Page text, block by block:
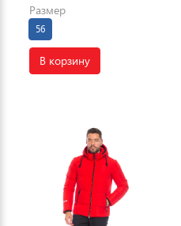
Размер
56
В корзину